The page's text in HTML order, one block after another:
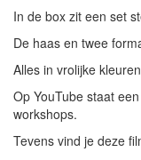
In de box zit een set
De haas en twee
Alles in vrolijke
Op YouTube staat
workshops.
Tevens vind je deze